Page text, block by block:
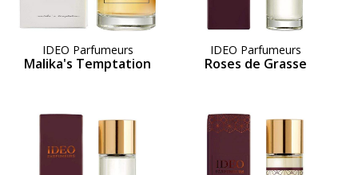
IDEO Parfumeurs
Malika's Temptation
IDEO Parfumeurs
Roses de Grasse